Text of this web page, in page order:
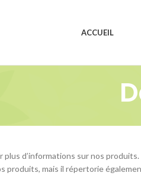
ACCUEIL
plus d’informations sur nos
produits, mais il répertorie